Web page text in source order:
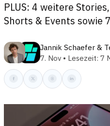
PLUS: 4 weitere
Shorts & Events sowie
Jannik Schaefer &
7. Nov • Lesezeit: 7